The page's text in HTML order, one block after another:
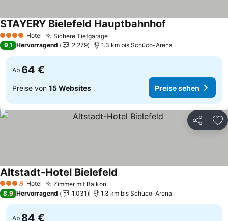
4 Sterne Hotel Sichere Tiefgarage
STAYERY Bielefeld Hauptbahnhof
9,1 Hervorragend 2.279 1.3 km bis Schüco-Arena
Ab 64 €
Preise von 15 Websites Preise sehen
Teilen
3 Sterne Hotel Zimmer mit Balkon
Altstadt-Hotel Bielefeld
8,9 Hervorragend 1.031 1.3 km bis Schüco-Arena
Ab 84 €